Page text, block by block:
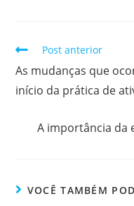
Post anterior
As mudanças que
início da prática de
A importância da
VOCÊ TAMBÉM